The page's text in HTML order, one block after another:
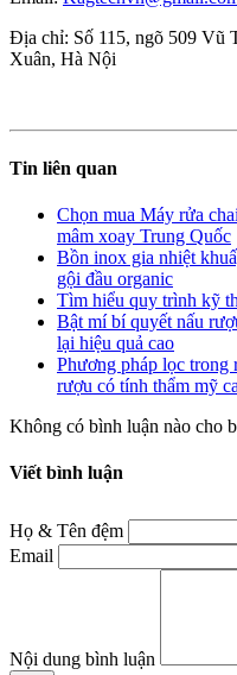
Địa chỉ: Số 115, ngõ 509 Vũ
Xuân, Hà Nội
Tin liên quan
Chọn mua Máy rửa
mâm xoay Trung Quốc
Bồn inox gia nhiệt
gội đầu organic
Tìm hiểu quy trình kỹ
Bật mí bí quyết nấu
lại hiệu quả cao
Phương pháp lọc trong
rượu có tính thẩm mỹ
Không có bình luận nào cho
Viết bình luận
Họ & Tên đệm
Email
Nội dung bình luận